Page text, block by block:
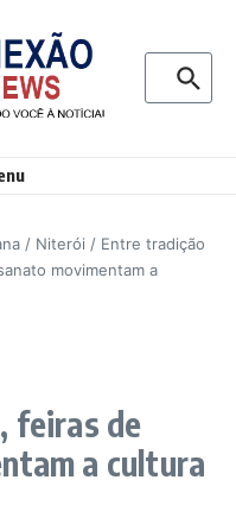
Procurar
/ Niterói / Entre tradição
movimentam a
feiras de
a cultura